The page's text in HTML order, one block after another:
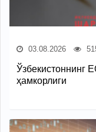
03.08.2026
Ўзбекистоннинг
ҳамкорлиги